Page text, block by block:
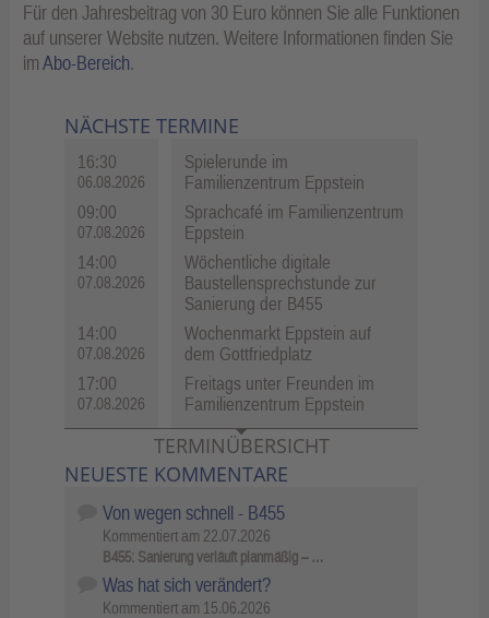
Für den Jahresbeitrag von 30 Euro können Sie alle Funktionen
auf unserer Website nutzen. Weitere Informationen finden Sie
imAbo-Bereich.
NÄCHSTE TERMINE
16:30
06.08.2026
Spielerunde im
Familienzentrum Eppstein
09:00
07.08.2026
Sprachcafé im Familienzentrum
Eppstein
14:00
07.08.2026
Wöchentliche digitale
Baustellensprechstunde zur
Sanierung der B455
14:00
07.08.2026
Wochenmarkt Eppstein auf
dem Gottfriedplatz
17:00
07.08.2026
Freitags unter Freunden im
Familienzentrum Eppstein
TERMINÜBERSICHT
NEUESTE KOMMENTARE
Von wegen schnell - B455
Kommentiert am 22.07.2026
B455: Sanierung verläuft planmäßig – …
Was hat sich verändert?
Kommentiert am 15.06.2026